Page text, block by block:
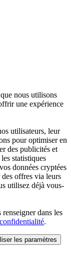
nous utilisons
une expérience
utilisateurs, leur
pour optimiser en
des publicités et
statistiques
données cryptées
des offres via leurs
utilisez déjà vous-
dans les
.
les paramètres